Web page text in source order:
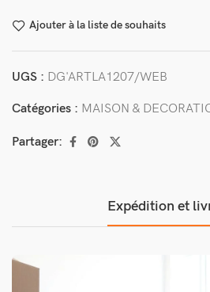
Ajouter à la liste de souhaits
UGS : DG'ARTLA1207/WEB
Catégories : MAISON &
Partager:
Expédition et